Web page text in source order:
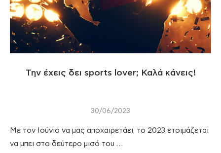
Την έχεις δει sports lover; Καλά κάνεις!
30/06/2023
Με τον Ιούνιο να μας αποχαιρετάει, το 2023 ετοιμάζεται
να μπει στο δεύτερο μισό του …